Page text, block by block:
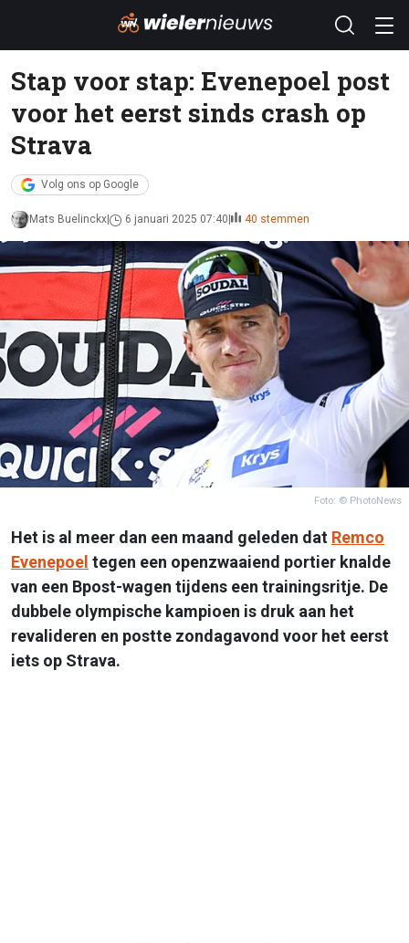
Stap voor stap: Evenepoel post
voor het eerst sinds crash op
Strava
Volg ons op Google
Mats Buelinckx 6 januari 2025 07:40 40 stemmen
Foto: © PhotoNews
Het is al meer dan een maand geleden dat Remco
Evenepoel tegen een openzwaaiend portier knalde
van een Bpost-wagen tijdens een trainingsritje. De
dubbele olympische kampioen is druk aan het
revalideren en postte zondagavond voor het eerst
iets op Strava.